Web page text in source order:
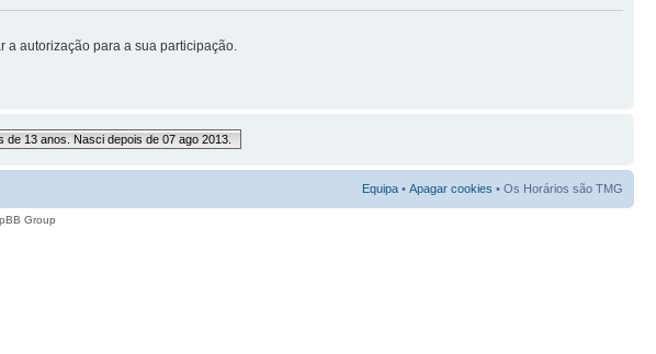
autorização para a sua participação.
de 13 anos. Nasci depois de 07 ago 2013.
Equipa • Apagar cookies • Os Horários são TMG
Group